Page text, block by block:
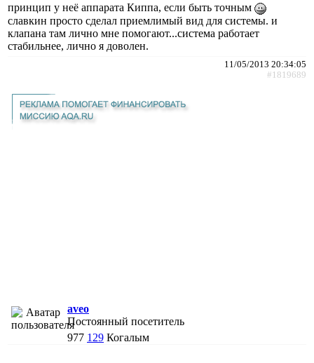
принцип у неё аппарата Киппа, если быть точным
славкин просто сделал приемлимый вид для системы. и
клапана там лично мне помогают...система работает
стабильнее, лично я доволен.
11/05/2013 20:34:05
#1819689
aveo
Постоянный посетитель
977 129 Когалым